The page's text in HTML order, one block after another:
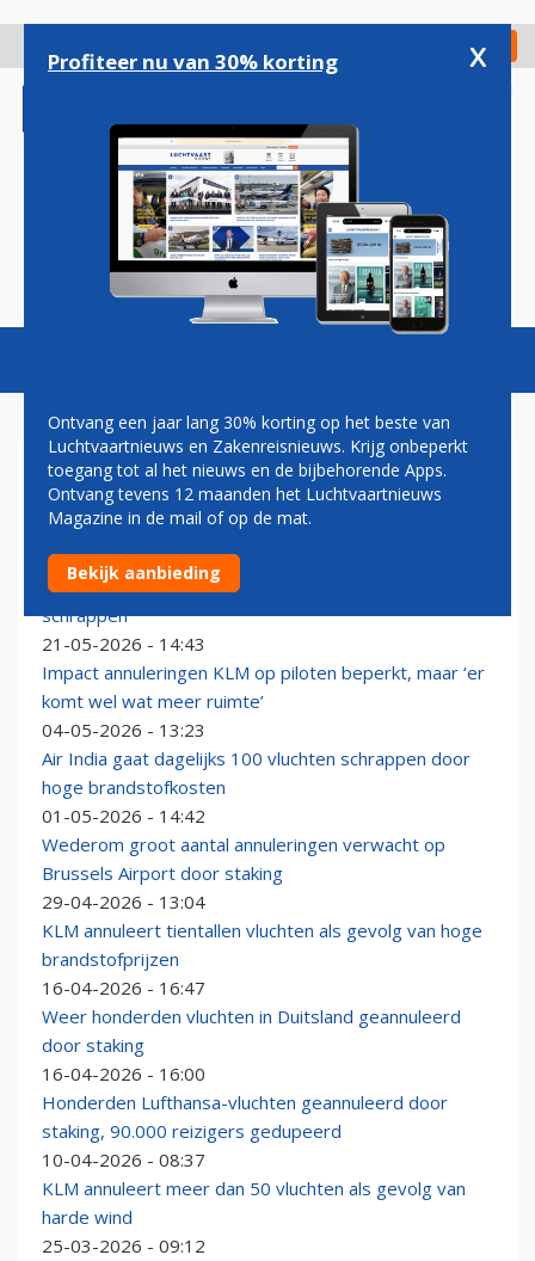
gaan
Check in
Magazine Podcasts Vacatures
ANNULERINGEN
Luchthavenkoepel boos: 'VK geeft
luchtvaartmaatschappijen vrijbrief om vluchten te
schrappen'
21-05-2026 - 14:43
Impact annuleringen KLM op piloten beperkt, maar ‘er
komt wel wat meer ruimte’
04-05-2026 - 13:23
Air India gaat dagelijks 100 vluchten schrappen door
hoge brandstofkosten
01-05-2026 - 14:42
Wederom groot aantal annuleringen verwacht op
Brussels Airport door staking
29-04-2026 - 13:04
KLM annuleert tientallen vluchten als gevolg van hoge
brandstofprijzen
16-04-2026 - 16:47
Weer honderden vluchten in Duitsland geannuleerd
door staking
16-04-2026 - 16:00
Honderden Lufthansa-vluchten geannuleerd door
staking, 90.000 reizigers gedupeerd
10-04-2026 - 08:37
KLM annuleert meer dan 50 vluchten als gevolg van
harde wind
25-03-2026 - 09:12
Profiteer nu van 30% korting x
Ontvang een jaar lang 30% korting op het beste van
Luchtvaartnieuws en Zakenreisnieuws. Krijg onbeperkt
toegang tot al het nieuws en de bijbehorende Apps.
Ontvang tevens 12 maanden het Luchtvaartnieuws
Magazine in de mail of op de mat.
Bekijk aanbieding